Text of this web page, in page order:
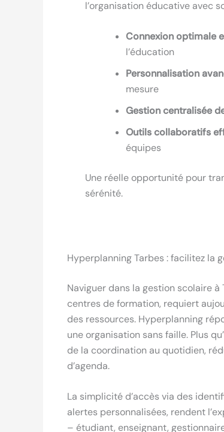
l’organisation éducative avec
Connexion optimale
l’éducation
Personnalisation
mesure
Gestion centralisée
Outils collaboratifs
équipes
Une réelle opportunité pour
sérénité.
Hyperplanning Tarbes : facilitez la
Naviguer dans la gestion scolaire à
centres de formation, requiert
des ressources. Hyperplanning
une organisation sans faille. Plus
de la coordination au quotidien,
d’agenda.
La simplicité d’accès via des
alertes personnalisées, rendent
– étudiant, enseignant,